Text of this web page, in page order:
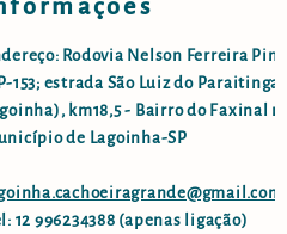
Rodovia Nelson Ferreira Pinto
153; estrada São Luiz do Paraitinga -
km18,5 - Bairro do Faxinal no
de Lagoinha-SP
12 996234388 (apenas ligação)